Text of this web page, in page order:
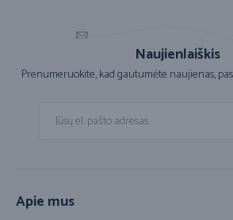
Naujienlaiškis
Prenumeruokite, kad gautumėte naujienas,
Apie mus